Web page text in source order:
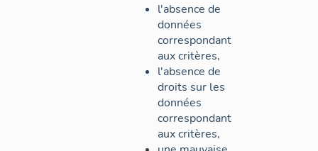
l'absence de
données
correspondant
aux critères,
l'absence de
droits sur les
données
correspondant
aux critères,